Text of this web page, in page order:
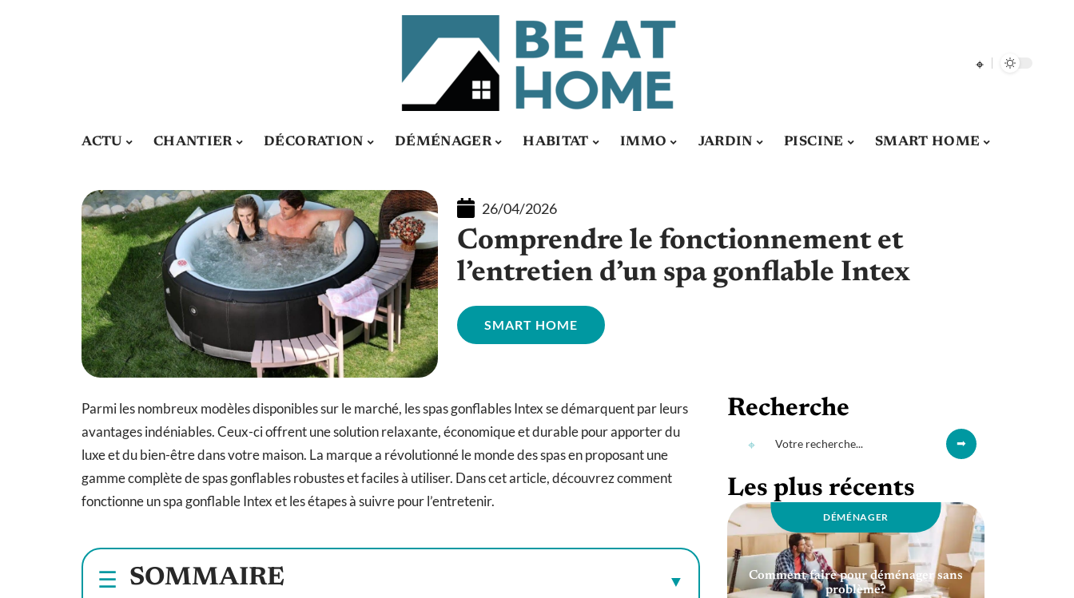
ACTU CHANTIER DÉCORATION DÉMÉNAGER HABITAT IMMO JARDIN PISCINE SMART HOME
26/04/2026
Comprendre le fonctionnement et
l’entretien d’un spa gonflable Intex
SMART HOME
Parmi les nombreux modèles disponibles sur le marché, les spas gonflables Intex se démarquent par leurs
avantages indéniables. Ceux-ci offrent une solution relaxante, économique et durable pour apporter du
luxe et du bien-être dans votre maison. La marque a révolutionné le monde des spas en proposant une
gamme complète de spas gonflables robustes et faciles à utiliser. Dans cet article, découvrez comment
fonctionne un spa gonflable Intex et les étapes à suivre pour l’entretenir.
SOMMAIRE
Recherche
Les plus récents
DÉMÉNAGER
Comment faire pour déménager sans
problème?